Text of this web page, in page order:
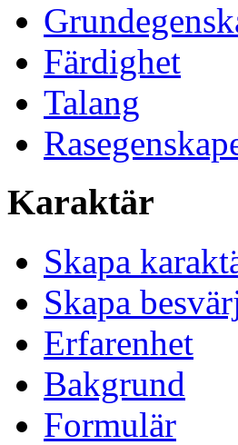
Färdighet
Talang
Karaktär
Skapa
Skapa
Erfarenhet
Bakgrund
Formulär